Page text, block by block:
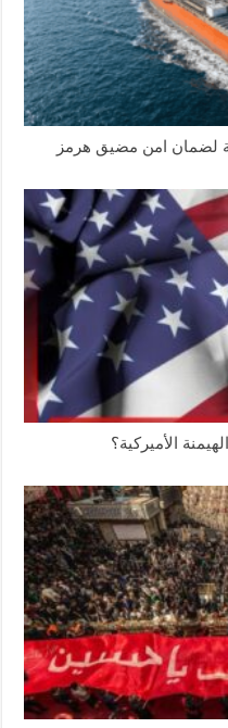
لضمان امن مضيق هرمز
الأميركية؟